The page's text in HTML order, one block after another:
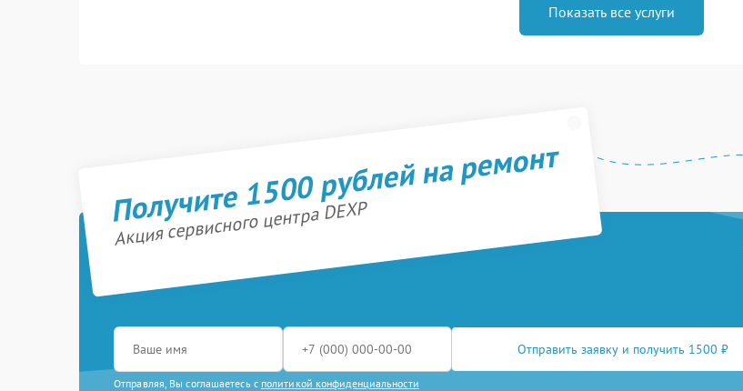
Показать все услуги
Получите 1500 рублей на ремонт
Акция сервисного центра DEXP
Отправить заявку и получить 1500 ₽
Отправляя, Вы соглашаетесь с политикой конфиденциальности